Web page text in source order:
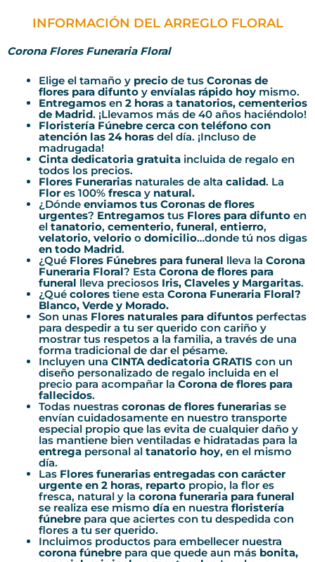
INFORMACIÓN DEL ARREGLO FLORAL
Corona Flores Funeraria Floral
Elige el tamaño y precio de tus Coronas de
flores para difunto y envíalas rápido hoy mismo.
Entregamos en 2 horas a tanatorios, cementerios
de Madrid. ¡Llevamos más de 40 años haciéndolo!
Floristería Fúnebre cerca con teléfono con
atención las 24 horas del día. ¡Incluso de
madrugada!
Cinta dedicatoria gratuita incluida de regalo en
todos los precios.
Flores Funerarias naturales de alta calidad. La
Flores 100% fresca y natural.
¿Dónde enviamos tus Coronas de flores
urgentes? Entregamos tus Flores para difunto en
el tanatorio, cementerio, funeral, entierro,
velatorio, velorio o domicilio…donde tú nos digas
en todo Madrid.
¿Qué Flores Fúnebres para funeral lleva la Corona
Funeraria Floral? Esta Corona de flores para
funeral lleva preciosos Iris, Claveles y Margaritas.
¿Qué colores tiene esta Corona Funeraria Floral?
Blanco, Verde y Morado.
Son unas Flores naturales para difuntos perfectas
para despedir a tu ser querido con cariño y
mostrar tus respetos a la familia, a través de una
forma tradicional de dar el pésame.
Incluyen una CINTA dedicatoria GRATIS con un
diseño personalizado de regalo incluida en el
precio para acompañar la Corona de flores para
fallecidos.
Todas nuestras coronas de flores funerarias se
envían cuidadosamente en nuestro transporte
especial propio que las evita de cualquier daño y
las mantiene bien ventiladas e hidratadas para la
entrega personal al tanatorio hoy, en el mismo
día.
Las Flores funerarias entregadas con carácter
urgente en 2 horas, reparto propio, la flor es
fresca, natural y la corona funeraria para funeral
se realiza ese mismo día en nuestra floristería
fúnebre para que aciertes con tu despedida con
flores a tu ser querido.
Incluimos productos para embellecer nuestra
corona fúnebre para que quede aun más bonita,